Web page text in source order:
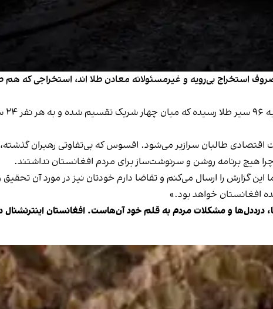
استخراج بی‌رویه و غیرمسئولانه معادن طلا اند، استخراجی که
اقتصادی طالبان سرازیر می‌شود. افسوس که بی‌تفاوتی رهبران
هیچ برنامه روشن و سرنوشت‌ساز برای مردم افغانستان نداشتند.
گزارش را ارسال می‌کنم و تقاضا دارم خودتان نیز در مورد آن تحقیق
افغانستان خواهد بود.»
درددل‌ها و مشکلات مردم به قلم خود آن‌هاست. افغانستان